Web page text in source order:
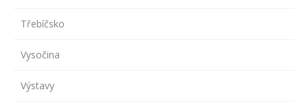
Třebíčsko
Vysočina
Výstavy